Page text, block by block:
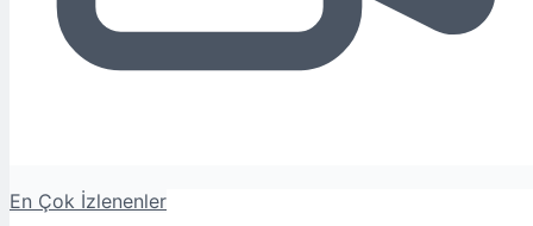
En Çok İzlenenler